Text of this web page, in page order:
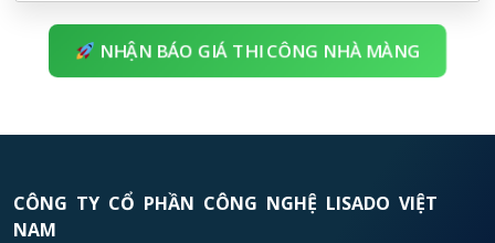
NHẬN BÁO GIÁ THI CÔNG NHÀ MÀNG
CÔNG TY CỔ PHẦN CÔNG NGHỆ LISADO VIỆT
NAM